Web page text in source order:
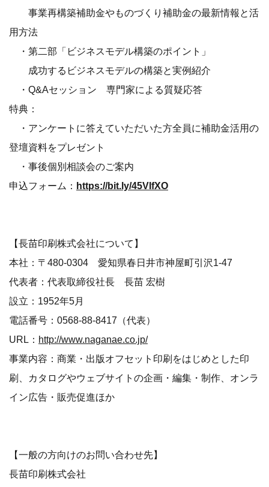
事業再構築補助金やものづくり補助金の最新情報と活
用方法
・第二部「ビジネスモデル構築のポイント」
成功するビジネスモデルの構築と実例紹介
・Q&Aセッション 専門家による質疑応答
特典：
・アンケートに答えていただいた方全員に補助金活用の
登壇資料をプレゼント
・事後個別相談会のご案内
申込フォーム： https://bit.ly/45VIfXO
【長苗印刷株式会社について】
本社：〒480-0304 愛知県春日井市神屋町引沢1-47
代表者：代表取締役社長 長苗 宏樹
設立：1952年5月
電話番号：0568-88-8417（代表）
URL： http://www.naganae.co.jp/
事業内容：商業・出版オフセット印刷をはじめとした印
刷、カタログやウェブサイトの企画・編集・制作、オンラ
イン広告・販売促進ほか
【一般の方向けのお問い合わせ先】
長苗印刷株式会社